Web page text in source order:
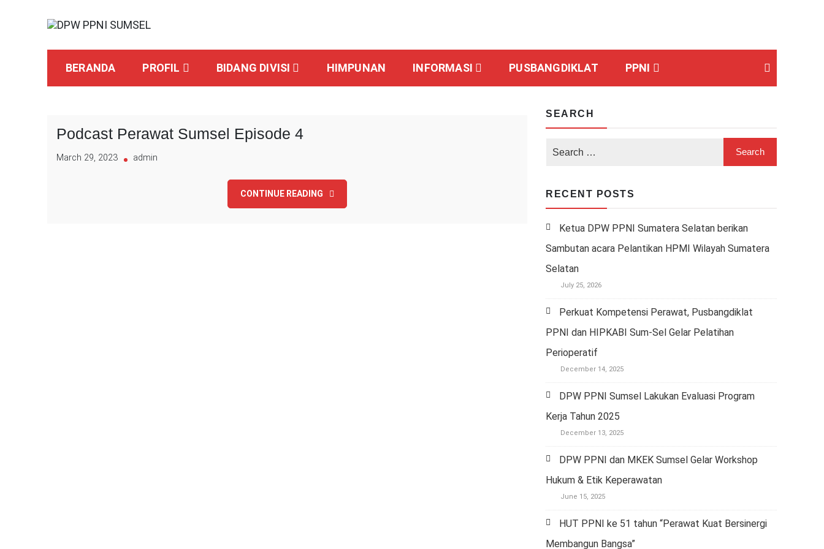
DPW PPNI SUMSEL
BERANDA PROFIL BIDANG DIVISI HIMPUNAN INFORMASI PUSBANGDIKLAT PPNI
Podcast Perawat Sumsel Episode 4
March 29, 2023 admin
CONTINUE READING
SEARCH
RECENT POSTS
Ketua DPW PPNI Sumatera Selatan berikan
Sambutan acara Pelantikan HPMI Wilayah Sumatera
Selatan
July 25, 2026
Perkuat Kompetensi Perawat, Pusbangdiklat
PPNI dan HIPKABI Sum-Sel Gelar Pelatihan
Perioperatif
December 14, 2025
DPW PPNI Sumsel Lakukan Evaluasi Program
Kerja Tahun 2025
December 13, 2025
DPW PPNI dan MKEK Sumsel Gelar Workshop
Hukum & Etik Keperawatan
June 15, 2025
HUT PPNI ke 51 tahun “Perawat Kuat Bersinergi
Membangun Bangsa”